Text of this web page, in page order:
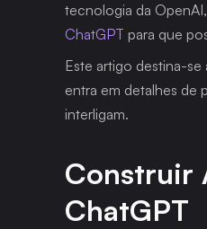
tecnologia da
ChatGPT para que
Este artigo destina-se
entra em detalhes de
interligam.
Construir
ChatGPT